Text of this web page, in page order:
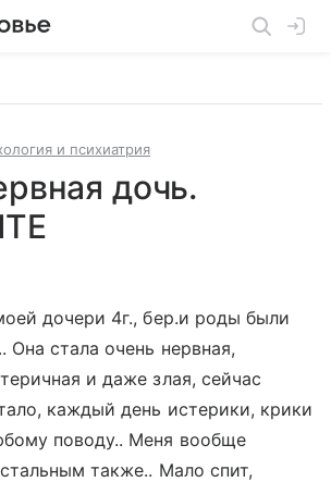
и психиатрия
дочь.
дочери 4г., бер.и роды были
Она стала очень нервная,
и даже злая, сейчас
каждый день истерики, крики
поводу.. Меня вообще
также.. Мало спит,